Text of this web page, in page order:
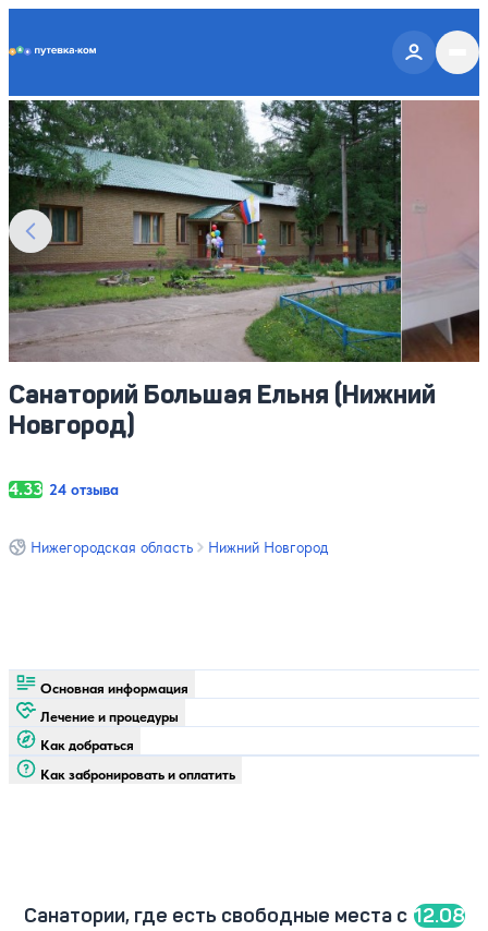
Смотреть все фото9
Санаторий Большая Ельня (Нижний
Новгород)
Нижегородская область Нижний Новгород
4.33 24 отзыва
Основная информация
Лечение и процедуры
Как добраться
Как забронировать и оплатить
Санатории, где есть свободные места c 12.08